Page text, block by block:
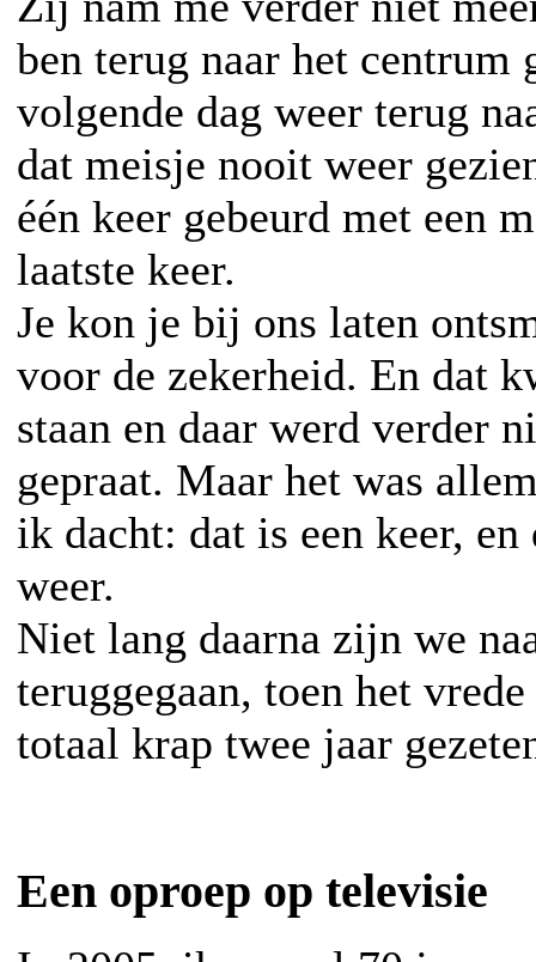
ben terug naar het centrum
volgende dag weer terug
dat meisje nooit weer
één keer gebeurd met een
laatste keer.
Je kon je bij ons laten
voor de zekerheid. En dat
staan en daar werd verder
gepraat. Maar het was
ik dacht: dat is een keer,
weer.
Niet lang daarna zijn we
teruggegaan, toen het
totaal krap twee jaar
Een oproep op televisie